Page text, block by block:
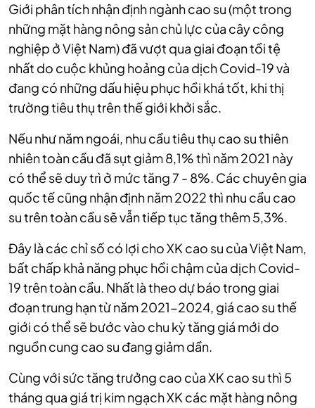
Giới phân tích nhận định ngành cao su (một trong
những mặt hàng nông sản chủ lực của cây công
nghiệp ở Việt Nam) đã vượt qua giai đoạn tồi tệ
nhất do cuộc khủng hoảng của dịch Covid-19 và
đang có những dấu hiệu phục hồi khá tốt, khi thị
trường tiêu thụ trên thế giới khởi sắc.
Nếu như năm ngoái, nhu cầu tiêu thụ cao su thiên
nhiên toàn cầu đã sụt giảm 8,1% thì năm 2021 này
có thể sẽ duy trì ở mức tăng 7 - 8%. Các chuyên gia
quốc tế cũng nhận định năm 2022 thì nhu cầu cao
su trên toàn cầu sẽ vẫn tiếp tục tăng thêm 5,3%.
Đây là các chỉ số có lợi cho XK cao su của Việt Nam,
bất chấp khả năng phục hồi chậm của dịch Covid-
19 trên toàn cầu. Nhất là theo dự báo trong giai
đoạn trung hạn từ năm 2021-2024, giá cao su thế
giới có thể sẽ bước vào chu kỳ tăng giá mới do
nguồn cung cao su đang giảm dần.
Cùng với sức tăng trưởng cao của XK cao su thì 5
tháng qua giá trị kim ngạch XK các mặt hàng nông